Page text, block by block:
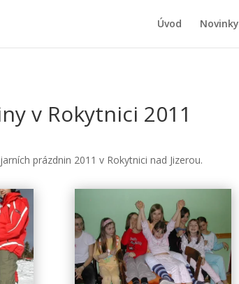
Úvod Novinky
v Rokytnici 2011
prázdnin 2011 v Rokytnici nad Jizerou.